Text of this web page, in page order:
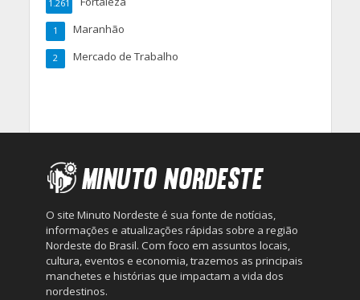
1.261
Maranhão
1
Mercado de Trabalho
2
O site Minuto Nordeste é sua fonte de notícias,
informações e atualizações rápidas sobre a região
Nordeste do Brasil. Com foco em assuntos locais,
cultura, eventos e economia, trazemos as principais
manchetes e histórias que impactam a vida dos
nordestinos.